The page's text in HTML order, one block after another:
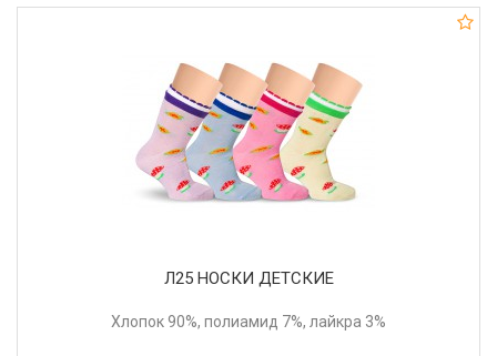
Л25 НОСКИ ДЕТСКИЕ
Хлопок 90%, полиамид 7%, лайкра 3%